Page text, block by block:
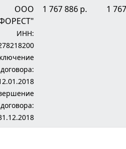
ООО
ИНН:
договора:
договора:
1 767 886 р. 1